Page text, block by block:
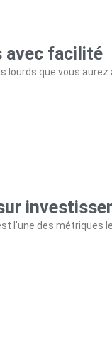
avec facilité
lourds que vous
l’une des métriques